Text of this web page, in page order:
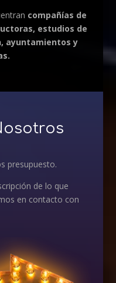
compañías de
estudios de
ayuntamientos y
presupuesto.
de lo que
en contacto con